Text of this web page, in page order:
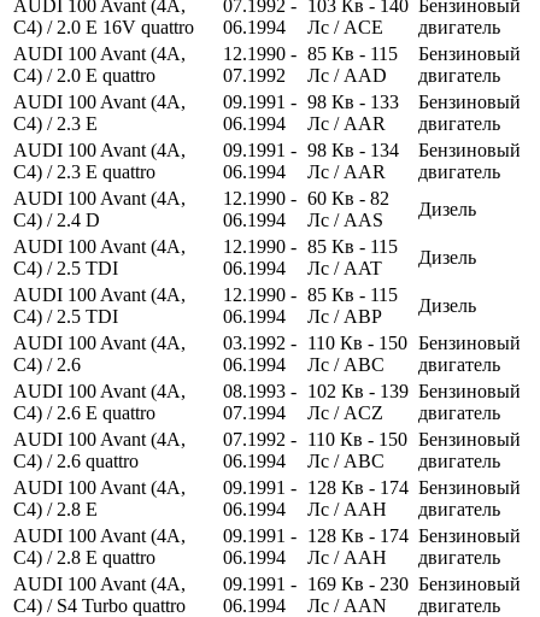
AUDI 100 Avant (4A,
C4) / 2.0 E 16V quattro
07.1992 -
06.1994
103 Кв - 140
Лс / ACE
Бензиновый
двигатель
AUDI 100 Avant (4A,
C4) / 2.0 E quattro
12.1990 -
07.1992
85 Кв - 115
Лс / AAD
Бензиновый
двигатель
AUDI 100 Avant (4A,
C4) / 2.3 E
09.1991 -
06.1994
98 Кв - 133
Лс / AAR
Бензиновый
двигатель
AUDI 100 Avant (4A,
C4) / 2.3 E quattro
09.1991 -
06.1994
98 Кв - 134
Лс / AAR
Бензиновый
двигатель
AUDI 100 Avant (4A,
C4) / 2.4 D
12.1990 -
06.1994
60 Кв - 82
Лс / AAS
Дизель
AUDI 100 Avant (4A,
C4) / 2.5 TDI
12.1990 -
06.1994
85 Кв - 115
Лс / AAT
Дизель
AUDI 100 Avant (4A,
C4) / 2.5 TDI
12.1990 -
06.1994
85 Кв - 115
Лс / ABP
Дизель
AUDI 100 Avant (4A,
C4) / 2.6
03.1992 -
06.1994
110 Кв - 150
Лс / ABC
Бензиновый
двигатель
AUDI 100 Avant (4A,
C4) / 2.6 E quattro
08.1993 -
07.1994
102 Кв - 139
Лс / ACZ
Бензиновый
двигатель
AUDI 100 Avant (4A,
C4) / 2.6 quattro
07.1992 -
06.1994
110 Кв - 150
Лс / ABC
Бензиновый
двигатель
AUDI 100 Avant (4A,
C4) / 2.8 E
09.1991 -
06.1994
128 Кв - 174
Лс / AAH
Бензиновый
двигатель
AUDI 100 Avant (4A,
C4) / 2.8 E quattro
09.1991 -
06.1994
128 Кв - 174
Лс / AAH
Бензиновый
двигатель
AUDI 100 Avant (4A,
C4) / S4 Turbo quattro
09.1991 -
06.1994
169 Кв - 230
Лс / AAN
Бензиновый
двигатель